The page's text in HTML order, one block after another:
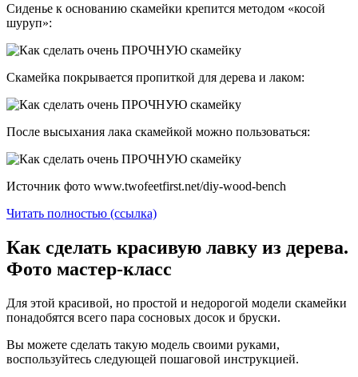
Сиденье к основанию скамейки крепится методом «косой
шуруп»:
Скамейка покрывается пропиткой для дерева и лаком:
После высыхания лака скамейкой можно пользоваться:
Источник фото www.twofeetfirst.net/diy-wood-bench
Читать полностью (ссылка)
Как сделать красивую лавку из дерева.
Фото мастер-класс
Для этой красивой, но простой и недорогой модели скамейки
понадобятся всего пара сосновых досок и бруски.
Вы можете сделать такую модель своими руками,
воспользуйтесь следующей пошаговой инструкцией.